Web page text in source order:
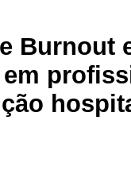
Burnout